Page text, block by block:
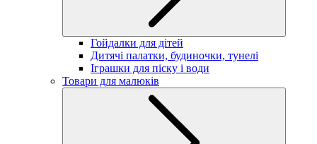
Гойдалки для дітей
Дитячі палатки, будиночки, тунелі
Іграшки для піску і води
Товари для малюків